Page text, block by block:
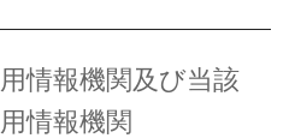
情報機関及び当該
情報機関